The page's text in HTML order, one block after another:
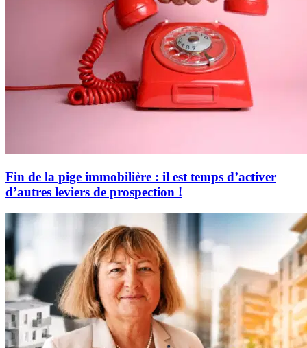
Fin de la pige immobilière : il est temps d’activer
d’autres leviers de prospection !